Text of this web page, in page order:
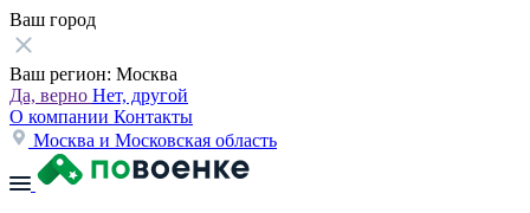
Ваш город
Ваш регион: Москва
Да, верно Нет, другой
О компании Контакты
Москва и Московская область